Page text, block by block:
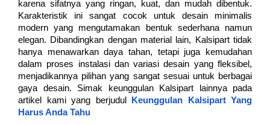
karena sifatnya yang ringan, kuat, dan mudah dibentuk.
Karakteristik ini sangat cocok untuk desain minimalis
modern yang mengutamakan bentuk sederhana namun
elegan. Dibandingkan dengan material lain, Kalsipart tidak
hanya menawarkan daya tahan, tetapi juga kemudahan
dalam proses instalasi dan variasi desain yang fleksibel,
menjadikannya pilihan yang sangat sesuai untuk berbagai
gaya desain. Simak keunggulan Kalsipart lainnya pada
artikel kami yang berjudul
Keunggulan Kalsipart Yang
Harus Anda Tahu